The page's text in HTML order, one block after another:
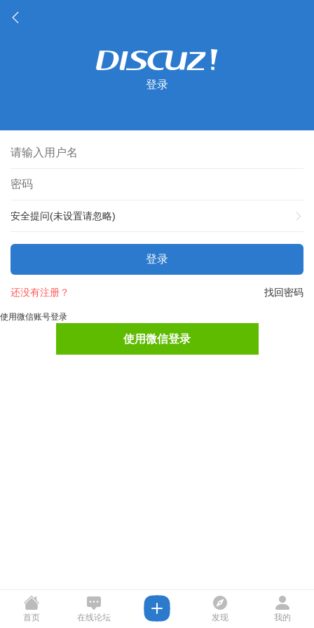
登录
安全提问(未设置请忽略)
登录
找回密码
还没有注册？
使用微信账号登录
使用微信登录
首页 在线论坛 发现 我的